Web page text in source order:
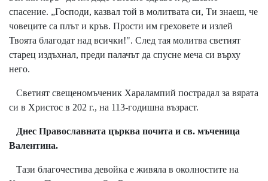
спасение. „Господи, казвал той в молитвата си, Ти знаеш, че
човеците са плът и кръв. Прости им греховете и излей
Твоята благодат над всички!". След тая молитва светият
старец издъхнал, преди палачът да спусне меча си върху
него.
Светият свещеномъченик Харалампий пострадал за вярата
си в Христос в 202 г., на 113-годишна възраст.
Днес Православната църква почита и св. мъченица
Валентина.
Тази благочестива девойка е живяла в околностите на